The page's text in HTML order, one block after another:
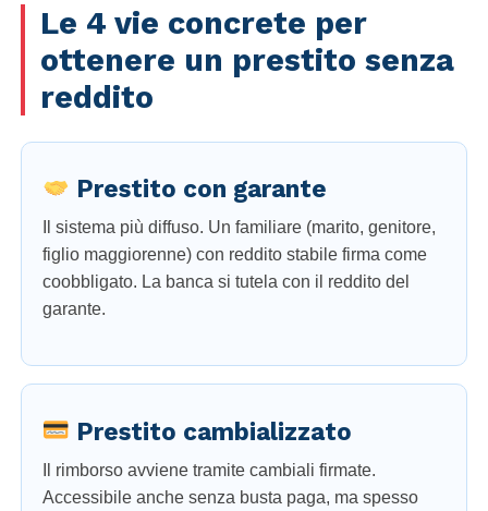
Le 4 vie concrete per
ottenere un prestito senza
reddito
Prestito con garante
Il sistema più diffuso. Un familiare (marito, genitore,
figlio maggiorenne) con reddito stabile firma come
coobbligato. La banca si tutela con il reddito del
garante.
Prestito cambializzato
Il rimborso avviene tramite cambiali firmate.
Accessibile anche senza busta paga, ma spesso